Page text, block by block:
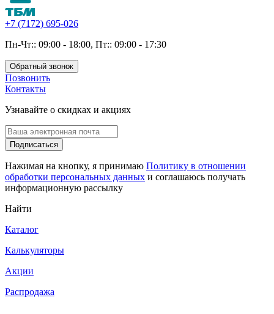
+7 (7172) 695-026
Пн-Чт:: 09:00 - 18:00, Пт:: 09:00 - 17:30
Обратный звонок
Позвонить
Контакты
Узнавайте о скидках и акциях
Подписаться
Нажимая на кнопку, я принимаю Политику в отношении
обработки персональных данных и соглашаюсь получать
информационную рассылку
Найти
Каталог
Калькуляторы
Акции
Распродажа